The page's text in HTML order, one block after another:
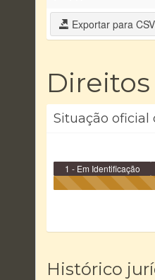
Exportar para CSV
Situação oficial
1 - Em Identificação
Histórico